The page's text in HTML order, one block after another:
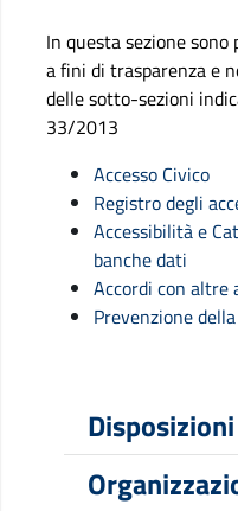
In questa sezione
a fini di trasparenza e
delle sotto-sezioni
33/2013
Accesso Civico
Registro degli
Accessibilità e
banche dati
Accordi con
Prevenzione